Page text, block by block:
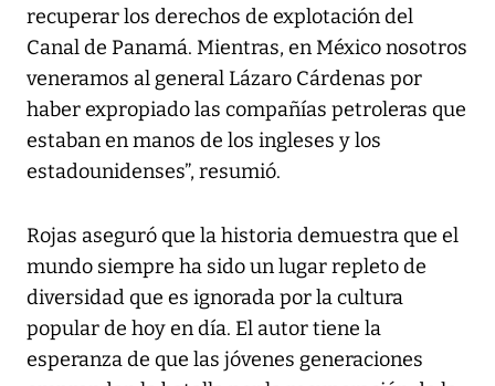
recuperar los derechos de explotación del
Canal de Panamá. Mientras, en México nosotros
veneramos al general Lázaro Cárdenas por
haber expropiado las compañías petroleras que
estaban en manos de los ingleses y los
estadounidenses”, resumió.
Rojas aseguró que la historia demuestra que el
mundo siempre ha sido un lugar repleto de
diversidad que es ignorada por la cultura
popular de hoy en día. El autor tiene la
esperanza de que las jóvenes generaciones